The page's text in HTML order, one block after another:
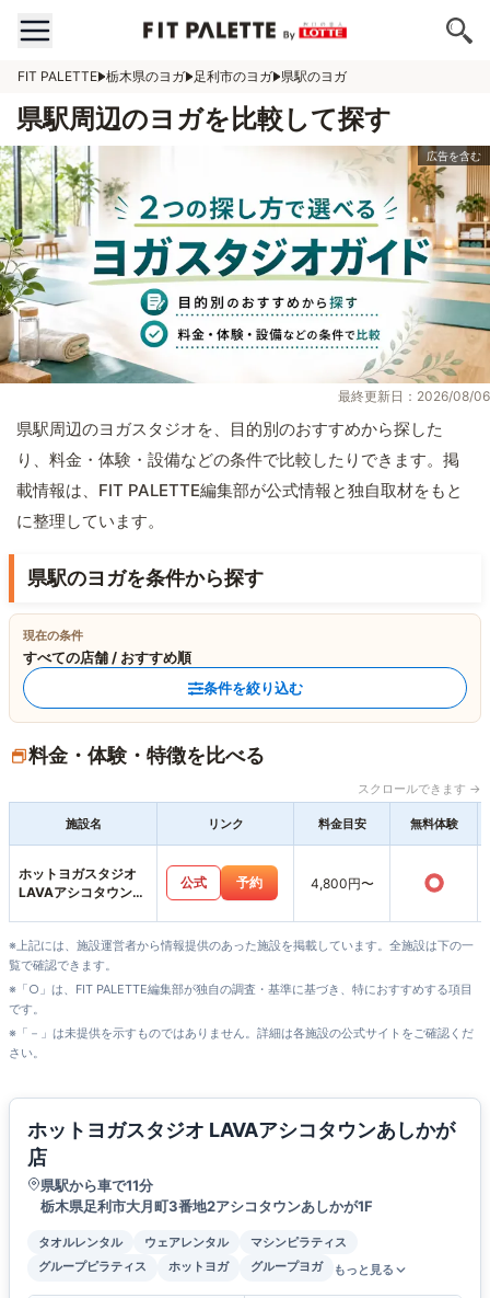
FIT PALETTE 栃木県のヨガ 足利市のヨガ 県駅のヨガ
県駅周辺のヨガを比較して探す
最終更新日：2026/08/06
県駅周辺のヨガスタジオを、目的別のおすすめから探した
り、料金・体験・設備などの条件で比較したりできます。掲
載情報は、FIT PALETTE編集部が公式情報と独自取材をもと
に整理しています。
県駅のヨガを条件から探す
現在の条件
すべての店舗 / おすすめ順
条件を絞り込む
料金・体験・特徴を比べる
スクロールできます →
施設名 リンク 料金目安 無料体験
ホットヨガスタジオ
LAVAアシコタウンあ
公式 予約 4,800円〜 ○
※上記には、施設運営者から情報提供のあった施設を掲載しています。全施設は下の一
覧で確認できます。
※「○」は、FIT PALETTE編集部が独自の調査・基準に基づき、特におすすめする項目
です。
※「－」は未提供を示すものではありません。詳細は各施設の公式サイトをご確認くだ
さい。
ホットヨガスタジオ LAVAアシコタウンあしかが
店
県駅から車で11分
栃木県足利市大月町3番地2アシコタウンあしかが1F
タオルレンタル ウェアレンタル
マシンピラティス
グループピラティス
ホットヨガ グループヨガ もっと見る